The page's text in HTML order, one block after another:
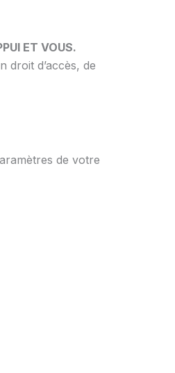
ET VOUS.
droit d’accès, de
de votre